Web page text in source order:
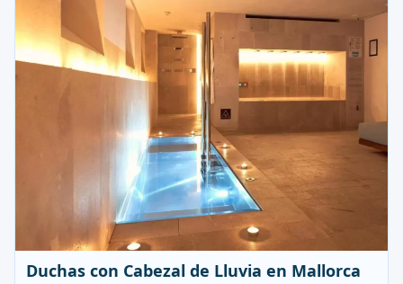
Duchas con Cabezal de Lluvia en Mallorca